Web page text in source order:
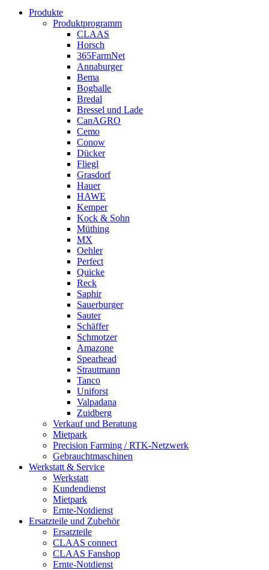
Produkte
Produktprogramm
CLAAS
Horsch
365FarmNet
Annaburger
Bema
Bogballe
Bredal
Bressel und Lade
CanAGRO
Cemo
Conow
Dücker
Fliegl
Grasdorf
Hauer
HAWE
Kemper
Kock & Sohn
Müthing
MX
Oehler
Perfect
Quicke
Reck
Saphir
Sauerburger
Sauter
Schäffer
Schmotzer
Amazone
Spearhead
Strautmann
Tanco
Uniforst
Valpadana
Zuidberg
Verkauf und Beratung
Mietpark
Precision Farming / RTK-Netzwerk
Gebrauchtmaschinen
Werkstatt & Service
Werkstatt
Kundendienst
Mietpark
Ernte-Notdienst
Ersatzteile und Zubehör
Ersatzteile
CLAAS connect
CLAAS Fanshop
Ernte-Notdienst